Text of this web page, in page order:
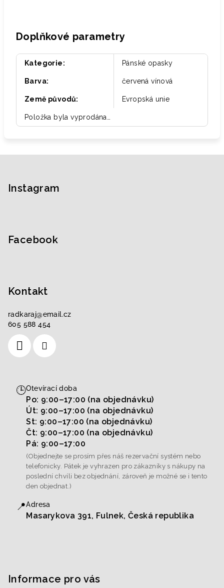
Doplňkové parametry
Kategorie: Pánské opasky
Barva: červená vínová
Země původů: Evropská unie
Položka byla vyprodána…
Instagram
Facebook
Kontakt
radkaraj@email.cz
605 588 454
🕒Otevírací doba
Po: 9:00–17:00 (na objednávku)
Út: 9:00–17:00 (na objednávku)
St: 9:00–17:00 (na objednávku)
Čt: 9:00–17:00 (na objednávku)
Pá: 9:00–17:00
(Objednejte se prosím přes náš rezervační systém nebo
telefonicky. Pátek je vyhrazen pro zákazníky s nákupy na
poslední chvíli bez objednání, zároveň je možné se i tento
den objednat.)
📍Adresa
Masarykova 391, Fulnek, Česká republika
Informace pro vás